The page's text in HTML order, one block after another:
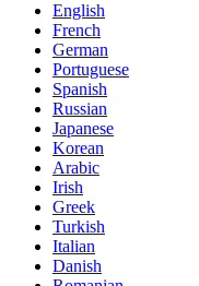
English
French
German
Portuguese
Spanish
Russian
Japanese
Korean
Arabic
Irish
Greek
Turkish
Italian
Danish